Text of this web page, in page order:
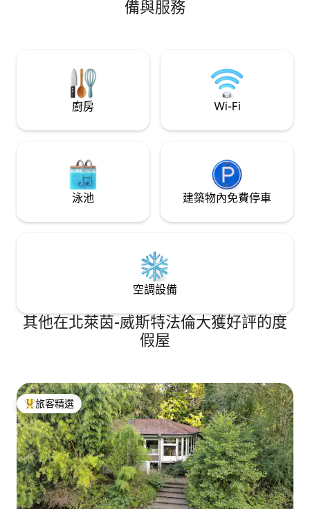
上享受私人全景桑拿浴室，使用設備齊全
備與服務
廚房 Wi-Fi
泳池 建築物內免費停車
空調設備
其他在北萊茵-威斯特法倫大獲好評的度
假屋
旅客精選榜首
旅客精選